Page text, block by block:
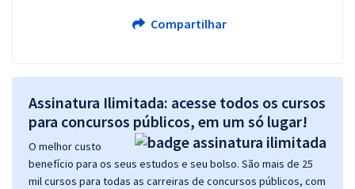
Compartilhar
Assinatura Ilimitada: acesse todos os cursos
para concursos públicos, em um só lugar!
O melhor custo
benefício para os seus estudos e seu bolso. São mais de 25
mil cursos para todas as carreiras de concursos públicos, com